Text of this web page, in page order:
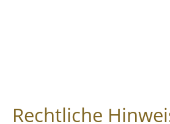
Rechtliche